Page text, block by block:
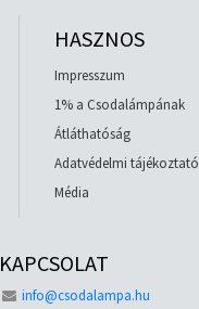
HASZNOS
Impresszum
1% a Csodalámpának
Átláthatóság
Adatvédelmi tájékoztató
Média
KAPCSOLAT
info@csodalampa.hu